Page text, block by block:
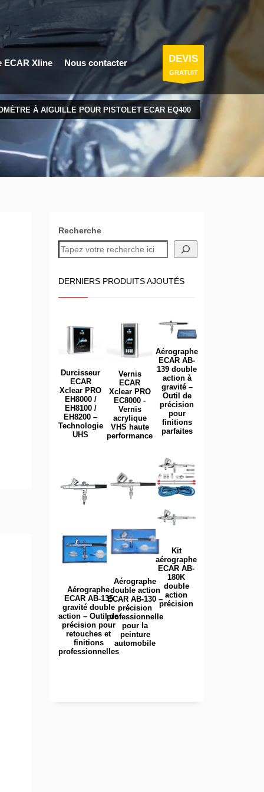
ECAR Xline Nous contacter DEVIS
GRATUIT
À AIGUILLE POUR PISTOLET ECAR EQ400
Recherche
DERNIERS PRODUITS AJOUTÉS
Durcisseur
ECAR
Xclear PRO
EH8000 /
EH8100 /
EH8200 –
Technologie
UHS
Vernis
ECAR
Xclear PRO
EC8000 -
Vernis
acrylique
VHS haute
performance
Aérographe
ECAR AB-
139 double
action à
gravité –
Outil de
précision
pour
finitions
parfaites
Aérographe
ECAR AB-135
gravité double
action – Outil de
précision pour
retouches et
finitions
professionnelles
Aérographe
double action
ECAR AB-130 –
précision
professionnelle
pour la
peinture
automobile
Kit
aérographe
ECAR AB-
180K
double
action
précision